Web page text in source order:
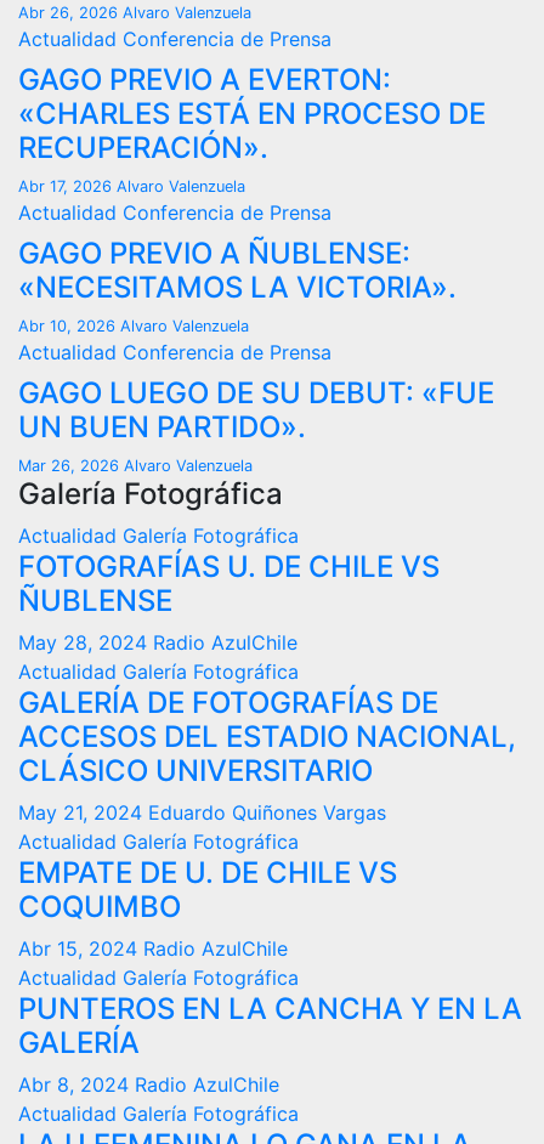
Abr 26, 2026 Alvaro Valenzuela
Actualidad Conferencia de Prensa
GAGO PREVIO A EVERTON:
«CHARLES ESTÁ EN PROCESO DE
RECUPERACIÓN».
Abr 17, 2026 Alvaro Valenzuela
Actualidad Conferencia de Prensa
GAGO PREVIO A ÑUBLENSE:
«NECESITAMOS LA VICTORIA».
Abr 10, 2026 Alvaro Valenzuela
Actualidad Conferencia de Prensa
GAGO LUEGO DE SU DEBUT: «FUE
UN BUEN PARTIDO».
Mar 26, 2026 Alvaro Valenzuela
Galería Fotográfica
Actualidad Galería Fotográfica
FOTOGRAFÍAS U. DE CHILE VS
ÑUBLENSE
May 28, 2024 Radio AzulChile
Actualidad Galería Fotográfica
GALERÍA DE FOTOGRAFÍAS DE
ACCESOS DEL ESTADIO NACIONAL,
CLÁSICO UNIVERSITARIO
May 21, 2024 Eduardo Quiñones Vargas
Actualidad Galería Fotográfica
EMPATE DE U. DE CHILE VS
COQUIMBO
Abr 15, 2024 Radio AzulChile
Actualidad Galería Fotográfica
PUNTEROS EN LA CANCHA Y EN LA
GALERÍA
Abr 8, 2024 Radio AzulChile
Actualidad Galería Fotográfica